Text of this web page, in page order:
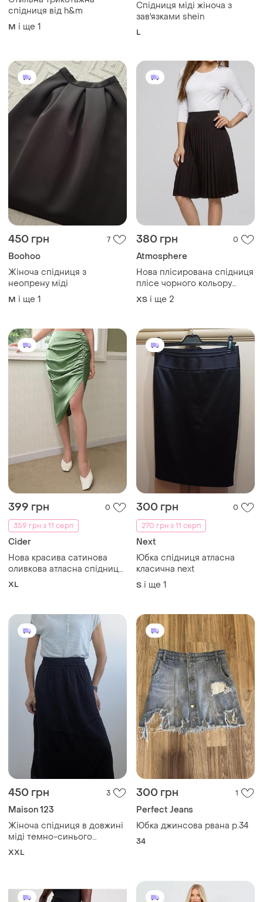
спідниця від h&m
M і ще 1
Спідниця міді жіноча з
зав'язками shein
L
450 грн 7
Boohoo
Жіноча спідниця з
неопрену міді
M і ще 1
380 грн 0
Atmosphere
Нова плісирована спідниця
плісе чорного кольору
atmosphere шкільна
спідниця плісе розмір s-m
ХS і ще 2
399 грн
0
359 грн з 11 серп
Cider
Нова красива сатинова
оливкова атласна спідниця
юбка з драпіруванням та
XL
300 грн
0
270 грн з 11 серп
Next
Юбка спідниця атласна
класична next
S і ще 1
450 грн 3
Maison 123
Жіноча спідниця в довжині
міді темно-синього
кольору maison 123
XXL
300 грн 1
Perfect Jeans
Юбка джинсова рвана р.34
34